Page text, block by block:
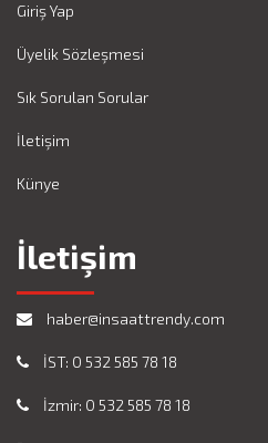
Giriş Yap
Üyelik Sözleşmesi
Sık Sorulan Sorular
İletişim
Künye
İletişim
haber@insaattrendy.com
İST: 0 532 585 78 18
İzmir: 0 532 585 78 18